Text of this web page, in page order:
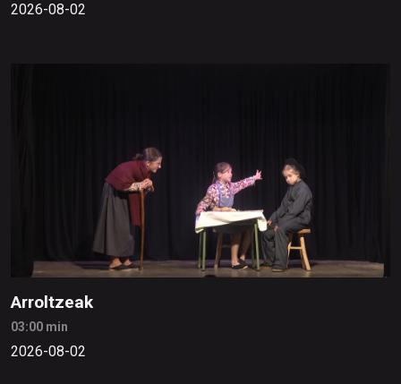
2026-08-02
Arroltzeak
03:00 min
2026-08-02